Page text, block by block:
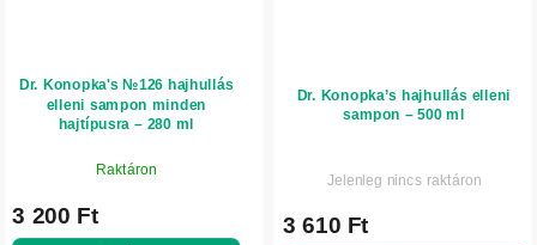
Dr. Konopka's №126 hajhullás
elleni sampon minden
hajtípusra – 280 ml
Raktáron
3 200 Ft
Dr. Konopka’s hajhullás elleni
sampon – 500 ml
Jelenleg nincs raktáron
3 610 Ft